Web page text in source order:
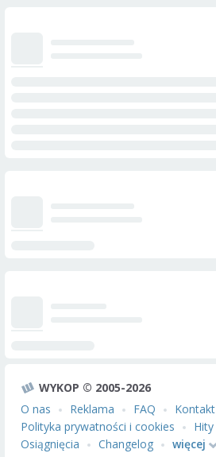
WYKOP © 2005-2026
O nas
Reklama FAQ Kontakt
Polityka prywatności i cookies
Hity
Osiągnięcia
Changelog więcej